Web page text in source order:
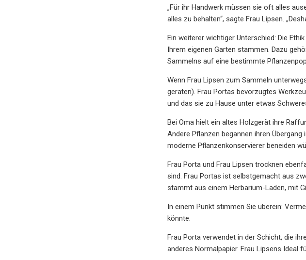
„Für ihr Handwerk müssen sie oft alles
alles zu behalten“, sagte Frau Lipsen.
Ein weiterer wichtiger Unterschied: Die
Ihrem eigenen Garten stammen. Dazu
Sammelns auf eine bestimmte
Wenn Frau Lipsen zum Sammeln
geraten). Frau Portas bevorzugtes
und das sie zu Hause unter etwas
Bei Oma hielt ein altes Holzgerät ihre
Andere Pflanzen begannen ihren
moderne Pflanzenkonservierer beneiden
Frau Porta und Frau Lipsen trocknen
sind. Frau Portas ist selbstgemacht aus
stammt aus einem Herbarium-Laden, mit
In einem Punkt stimmen Sie überein:
könnte.
Frau Porta verwendet in der Schicht, die
anderes Normalpapier. Frau Lipsens Ideal